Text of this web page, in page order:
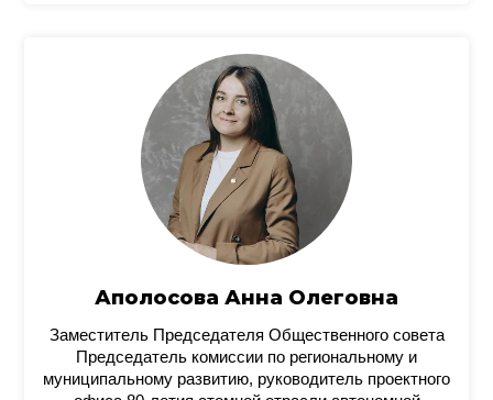
Аполосова Анна Олеговна
Заместитель Председателя Общественного совета
Председатель комиссии по региональному и
муниципальному развитию, руководитель проектного